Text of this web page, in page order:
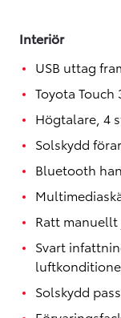
Interiör
USB uttag
Toyota
Högtalare, 4
Solskydd
Bluetooth
Ratt
Svart
Solskydd